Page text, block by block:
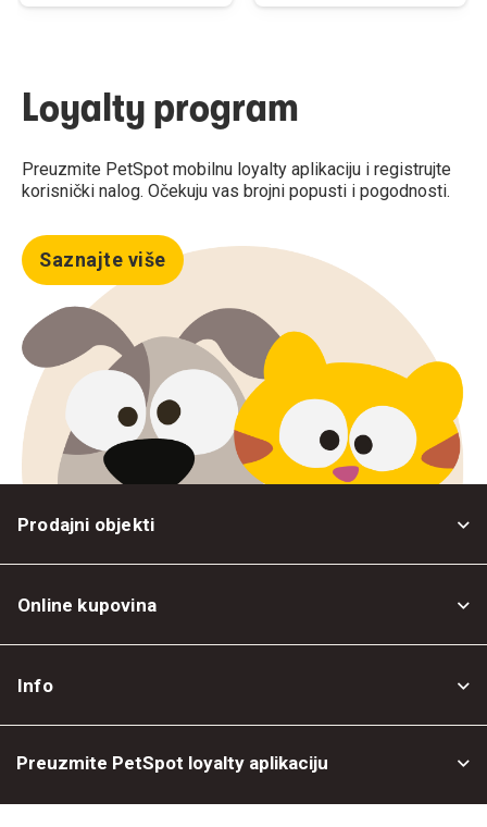
Loyalty program
Preuzmite PetSpot mobilnu loyalty aplikaciju i registrujte
korisnički nalog. Očekuju vas brojni popusti i pogodnosti.
Saznajte više
Prodajni objekti
Online kupovina
Info
Preuzmite PetSpot loyalty aplikaciju